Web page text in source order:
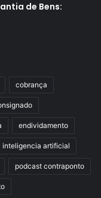
de Bens:
cobrança
endividamento
inteligencia artificial
podcast contraponto